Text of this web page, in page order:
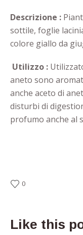
Descrizione :
sottile, foglie
colore giallo da
Utilizzo :
aneto sono
anche aceto di
disturbi di
profumo anche al
0
Like this